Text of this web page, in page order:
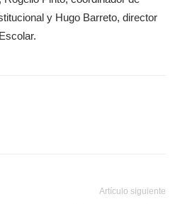
y Hugo Barreto, director
Artículo siguiente